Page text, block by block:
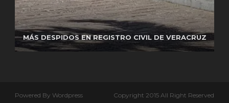
MÁS DESPIDOS EN REGISTRO CIVIL DE VERACRUZ
PELEAS EN CETIS 164 DE CUITLÁHUAC
REGUARDA GN SEGURIDAD EN CENTRAL DE
AUTOBUSES DE VERACRUZEL CAPITÁN DE LA
GUARDIA
Powered By Wordpress Copyright 2015 All Right Reserved